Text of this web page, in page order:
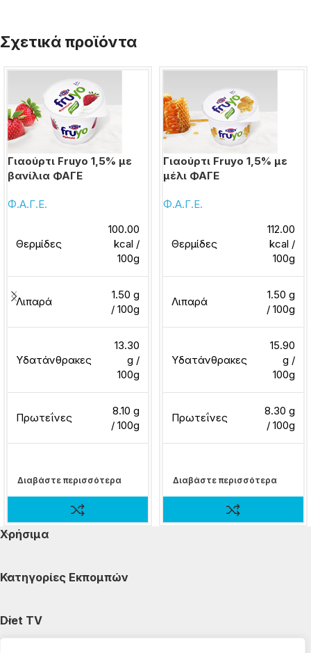
Σχετικά προϊόντα
Γιαούρτι Fruyo 1,5% με
βανίλια ΦΑΓΕ
Φ.Α.Γ.Ε.
Θερμίδες
100.00
kcal /
100g
Λιπαρά
1.50 g
/ 100g
Υδατάνθρακες
13.30
g /
100g
Πρωτεΐνες
8.10 g
/ 100g
Διαβάστε περισσότερα
Γιαούρτι Fruyo 1,5% με
μέλι ΦΑΓΕ
Φ.Α.Γ.Ε.
Θερμίδες
112.00
kcal /
100g
Λιπαρά
1.50 g
/ 100g
Υδατάνθρακες
15.90
g /
100g
Πρωτεΐνες
8.30 g
/ 100g
Διαβάστε περισσότερα
Χρήσιμα
Κατηγορίες Εκπομπών
Diet TV